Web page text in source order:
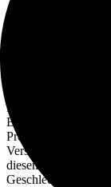
Zurück
Viele Menschen
anstrengender. Die
Belastungen
Berufs- und
Probleme auf dem
Versichererverband
diesen Trend – und
Geschlechtern.